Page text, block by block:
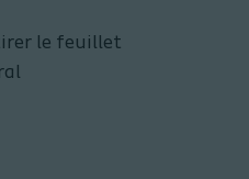
le feuillet